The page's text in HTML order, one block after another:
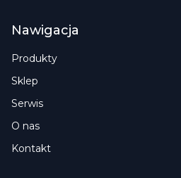
Nawigacja
Produkty
Sklep
Serwis
O nas
Kontakt